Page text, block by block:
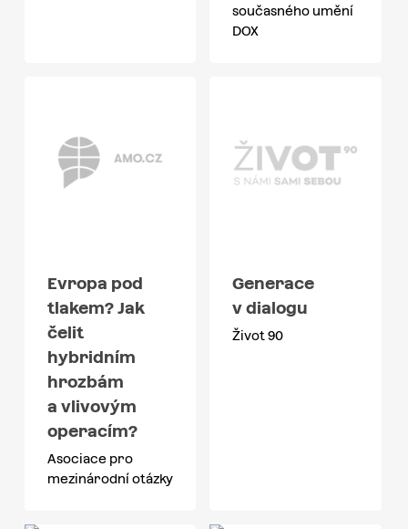
současného umění
DOX
Evropa pod
tlakem? Jak
čelit
hybridním
hrozbám
a vlivovým
operacím?
Asociace pro
mezinárodní otázky
Generace
v dialogu
Život 90